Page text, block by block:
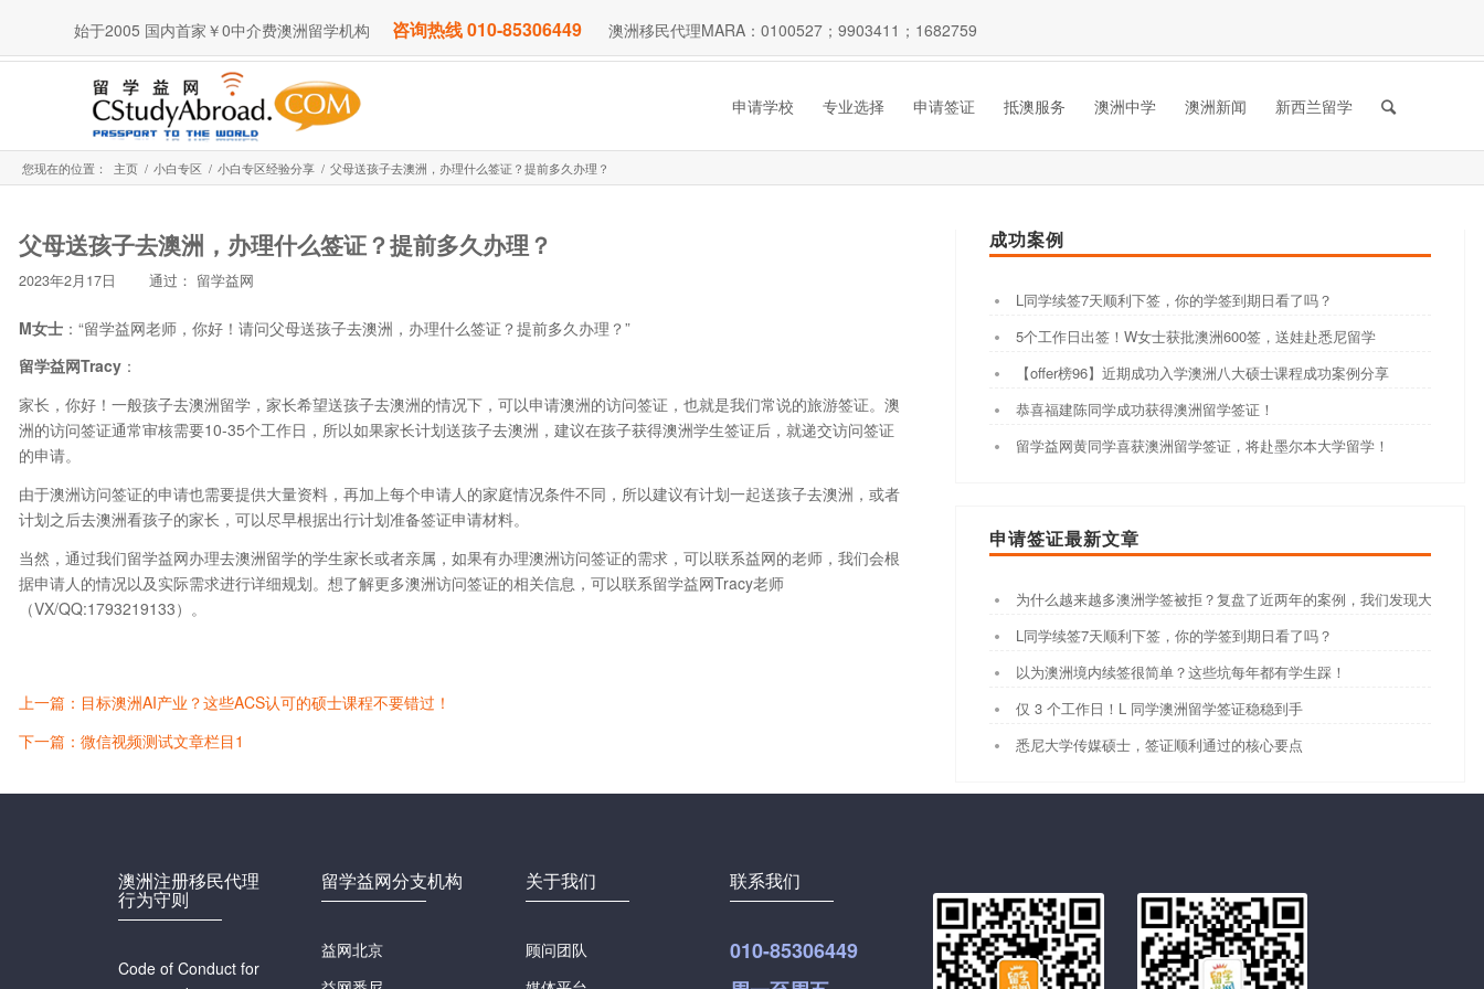
始于2005 国内首家￥0中介费澳洲留学机构 咨询热线 010-85306449 澳洲移民代理MARA：0100527；9903411；1682759
申请学校 专业选择 申请签证 抵澳服务 澳洲中学 澳洲新闻 新西兰留学
您现在的位置： 主页 / 小白专区 / 小白专区经验分享 / 父母送孩子去澳洲，办理什么签证？提前多久办理？
父母送孩子去澳洲，办理什么签证？提前多久办理？
2023年2月17日 通过： 留学益网
M女士 ：“留学益网老师，你好！请问父母送孩子去澳洲，办理什么签证？提前多久办理？”
留学益网Tracy ：
家长，你好！一般孩子去澳洲留学，家长希望送孩子去澳洲的情况下，可以申请澳洲的访问签证，也就是我们常说的旅游签证。澳
洲的访问签证通常审核需要10-35个工作日，所以如果家长计划送孩子去澳洲，建议在孩子获得澳洲学生签证后，就递交访问签证
的申请。
由于澳洲访问签证的申请也需要提供大量资料，再加上每个申请人的家庭情况条件不同，所以建议有计划一起送孩子去澳洲，或者
计划之后去澳洲看孩子的家长，可以尽早根据出行计划准备签证申请材料。
当然，通过我们留学益网办理去澳洲留学的学生家长或者亲属，如果有办理澳洲访问签证的需求，可以联系益网的老师，我们会根
据申请人的情况以及实际需求进行详细规划。想了解更多澳洲访问签证的相关信息，可以联系留学益网Tracy老师
（VX/QQ:1793219133）。
上一篇：目标澳洲AI产业？这些ACS认可的硕士课程不要错过！
下一篇：微信视频测试文章栏目1
成功案例
L同学续签7天顺利下签，你的学签到期日看了吗？
5个工作日出签！W女士获批澳洲600签，送娃赴悉尼留学
【offer榜96】近期成功入学澳洲八大硕士课程成功案例分享
恭喜福建陈同学成功获得澳洲留学签证！
留学益网黄同学喜获澳洲留学签证，将赴墨尔本大学留学！
申请签证最新文章
为什么越来越多澳洲学签被拒？复盘了近两年的案例，我们发现大家都踩
L同学续签7天顺利下签，你的学签到期日看了吗？
以为澳洲境内续签很简单？这些坑每年都有学生踩！
仅 3 个工作日！L 同学澳洲留学签证稳稳到手
悉尼大学传媒硕士，签证顺利通过的核心要点
澳洲注册移民代理
行为守则
Code of Conduct for
留学益网分支机构
益网北京
关于我们
顾问团队
联系我们
010-85306449